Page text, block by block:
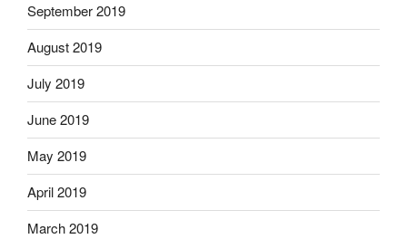
September 2019
August 2019
July 2019
June 2019
May 2019
April 2019
March 2019